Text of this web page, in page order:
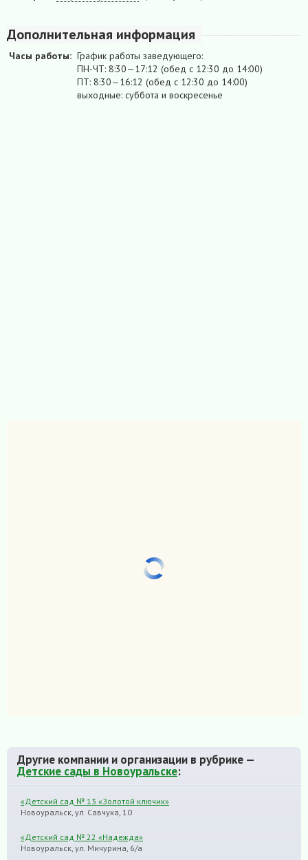
Дополнительная информация
Часы работы: График работы заведующего:
ПН-ЧТ: 8:30—17:12 (обед с 12:30 до 14:00)
ПТ: 8:30—16:12 (обед с 12:30 до 14:00)
выходные: суббота и воскресенье
Другие компании и организации в рубрике —
Детские сады в Новоуральске:
«Детский сад № 13 «Золотой ключик»
Новоуральск, ул. Савчука, 10
«Детский сад № 22 «Надежда»
Новоуральск, ул. Мичурина, 6/а